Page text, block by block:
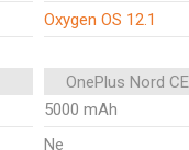
Oxygen OS 12.1
OnePlus Nord
5000 mAh
Ne